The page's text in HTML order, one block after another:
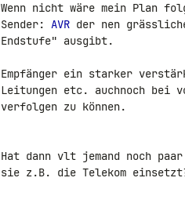
Wenn nicht wäre mein Plan
Sender: AVR der nen
Endstufe" ausgibt.
Empfänger ein starker
Leitungen etc. auchnoch bei
verfolgen zu können.
Hat dann vlt jemand noch
sie z.B. die Telekom